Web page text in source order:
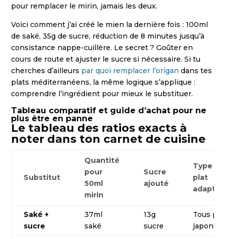
pour remplacer le mirin, jamais les deux.
Voici comment j’ai créé le mien la dernière fois : 100ml
de saké, 35g de sucre, réduction de 8 minutes jusqu’à
consistance nappe-cuillère. Le secret ? Goûter en
cours de route et ajuster le sucre si nécessaire. Si tu
cherches d’ailleurs par quoi remplacer l’origan dans tes
plats méditerranéens, la même logique s’applique :
comprendre l’ingrédient pour mieux le substituer.
Tableau comparatif et guide d’achat pour ne
plus être en panne
Le tableau des ratios exacts à
noter dans ton carnet de cuisine
Substitut
Quantité
pour
50ml
mirin
Sucre
ajouté
Type de
plat
adapté
Saké +
sucre
37ml
saké
13g
sucre
Tous
japonais